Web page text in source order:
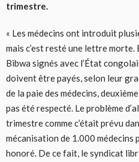
trimestre.
« Les médecins ont introduit
mais c’est resté une lettre
Bibwa signés avec l’État
doivent être payés, selon leur
de la paie des médecins,
pas été respecté. Le problème
trimestre comme c’était prévu
mécanisation de 1.000 médecins
honoré. De ce fait, le syndicat